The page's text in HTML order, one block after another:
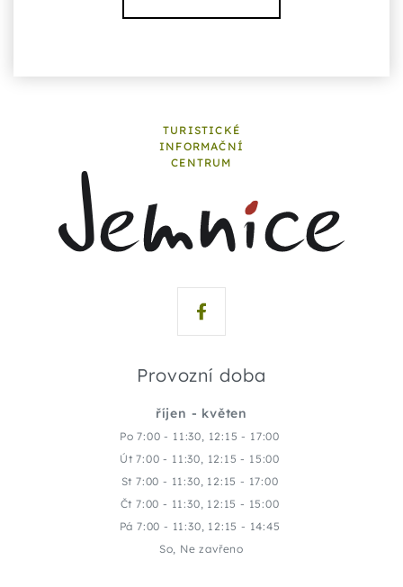
TURISTICKÉ
INFORMAČNÍ
CENTRUM
Provozní doba
říjen - květen
Po 7:00 - 11:30, 12:15 - 17:00
Út 7:00 - 11:30, 12:15 - 15:00
St 7:00 - 11:30, 12:15 - 17:00
Čt 7:00 - 11:30, 12:15 - 15:00
Pá 7:00 - 11:30, 12:15 - 14:45
So, Ne zavřeno